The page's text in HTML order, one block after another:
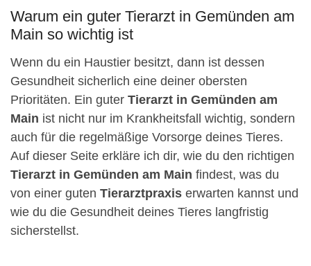
Warum ein guter Tierarzt in Gemünden am
Main so wichtig ist
Wenn du ein Haustier besitzt, dann ist dessen
Gesundheit sicherlich eine deiner obersten
Prioritäten. Ein guter Tierarzt in Gemünden am
Main ist nicht nur im Krankheitsfall wichtig, sondern
auch für die regelmäßige Vorsorge deines Tieres.
Auf dieser Seite erkläre ich dir, wie du den richtigen
Tierarzt in Gemünden am Main findest, was du
von einer guten Tierarztpraxis erwarten kannst und
wie du die Gesundheit deines Tieres langfristig
sicherstellst.